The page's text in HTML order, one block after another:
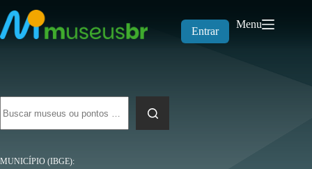
para
o
conteúdo
Entrar
Menu
resultados
MUNICÍPIO (IBGE)